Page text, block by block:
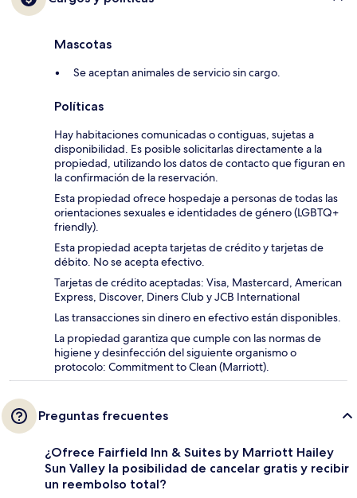
Mascotas
Se aceptan animales de servicio sin cargo.
Políticas
Hay habitaciones comunicadas o contiguas, sujetas a
disponibilidad. Es posible solicitarlas directamente a la
propiedad, utilizando los datos de contacto que figuran en
la confirmación de la reservación.
Esta propiedad ofrece hospedaje a personas de todas las
orientaciones sexuales e identidades de género (LGBTQ+
friendly).
Esta propiedad acepta tarjetas de crédito y tarjetas de
débito. No se acepta efectivo.
Tarjetas de crédito aceptadas: Visa, Mastercard, American
Express, Discover, Diners Club y JCB International
Las transacciones sin dinero en efectivo están disponibles.
La propiedad garantiza que cumple con las normas de
higiene y desinfección del siguiente organismo o
protocolo: Commitment to Clean (Marriott).
Preguntas frecuentes
¿Ofrece Fairfield Inn & Suites by Marriott Hailey
Sun Valley la posibilidad de cancelar gratis y recibir
un reembolso total?